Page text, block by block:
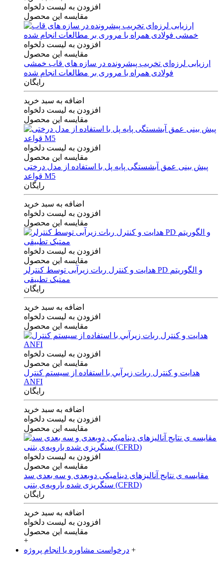
افزودن به لیست دلخواه
مقایسه این محصول
افزودن به لیست دلخواه
مقایسه این محصول
ارزیابی لرزه‌ای تخریب پیشرونده در سازه های قاب خمشی
فولادی همراه با مروری بر مطالعات انجام شده
رایگان
اضافه به سبد خرید
افزودن به لیست دلخواه
مقایسه این محصول
افزودن به لیست دلخواه
مقایسه این محصول
پیش بینی عمق آبشستگی پایه پل با استفاده از مدل درختی
قواعد M5
رایگان
اضافه به سبد خرید
افزودن به لیست دلخواه
مقایسه این محصول
افزودن به لیست دلخواه
مقایسه این محصول
هدایت و کنترل ربات زیرآبی توسط کنترلر PD و الگوریتم
ممتیک تطبیقی
رایگان
اضافه به سبد خرید
افزودن به لیست دلخواه
مقایسه این محصول
افزودن به لیست دلخواه
مقایسه این محصول
هدايت و كنترل ربات زيرآبي با استفاده از سيستم كنترل
ANFI
رایگان
اضافه به سبد خرید
افزودن به لیست دلخواه
مقایسه این محصول
افزودن به لیست دلخواه
مقایسه این محصول
مقایسه ی‌ نتایج آنالیزهای‌ دینامیکی‌ دوبعدی‌ و‌ سه بعدی‌ سد
سنگریزی‌ شده با‌رویه‌ی‌ بتنی‌ (CFRD)
رایگان
اضافه به سبد خرید
افزودن به لیست دلخواه
مقایسه این محصول
+
درخواست مشاوره یا انجام پروژه +